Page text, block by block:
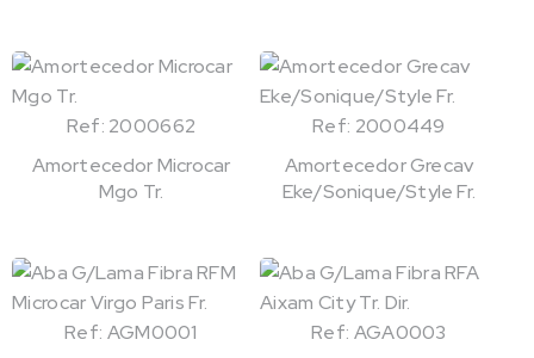
Ref: 2000662
Amortecedor Microcar
Mgo Tr.
Ref: 2000449
Amortecedor Grecav
Eke/Sonique/Style Fr.
Ref: AGM0001
Ref: AGA0003